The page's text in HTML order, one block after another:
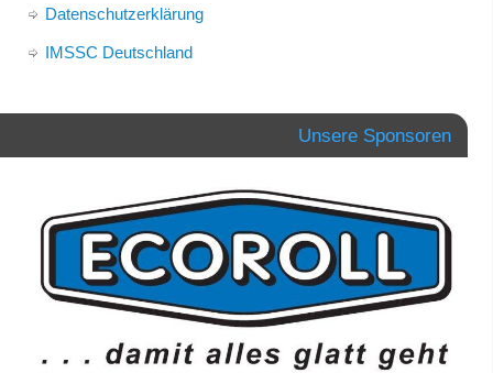
Datenschutzerklärung
IMSSC Deutschland
Unsere Sponsoren